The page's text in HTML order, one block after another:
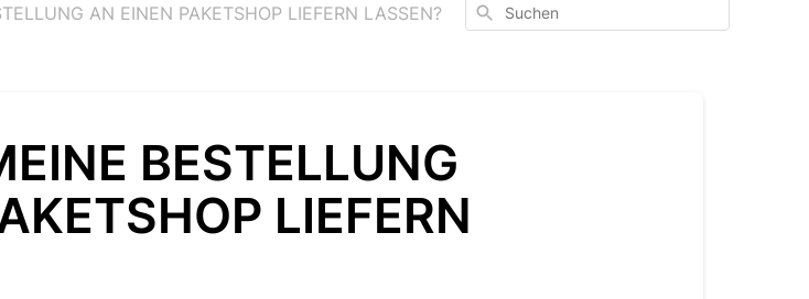
AN EINEN PAKETSHOP LIEFERN LASSEN? Suchen
BESTELLUNG
LIEFERN